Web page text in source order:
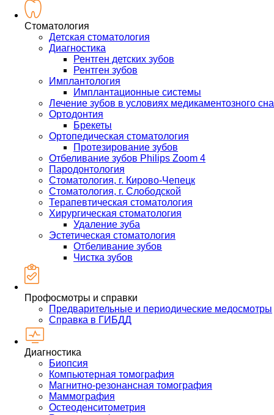
Стоматология
Детская стоматология
Диагностика
Рентген детских зубов
Рентген зубов
Имплантология
Имплантационные системы
Лечение зубов в условиях медикаментозного сна
Ортодонтия
Брекеты
Ортопедическая стоматология
Протезирование зубов
Отбеливание зубов Philips Zoom 4
Пародонтология
Стоматология, г. Кирово-Чепецк
Стоматология, г. Слободской
Терапевтическая стоматология
Хирургическая стоматология
Удаление зуба
Эстетическая стоматология
Отбеливание зубов
Чистка зубов
Профосмотры и справки
Предварительные и периодические медосмотры
Справка в ГИБДД
Диагностика
Биопсия
Компьютерная томография
Магнитно-резонансная томография
Маммография
Остеоденситометрия